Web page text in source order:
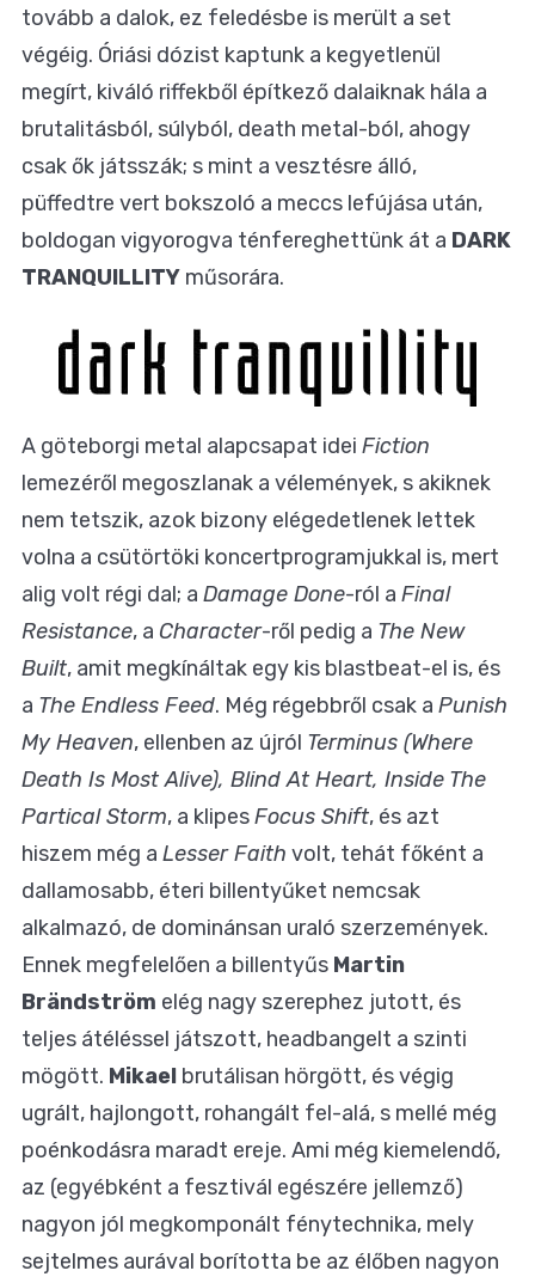
tovább a dalok, ez feledésbe is merült a set
végéig. Óriási dózist kaptunk a kegyetlenül
megírt, kiváló riffekből építkező dalaiknak hála a
brutalitásból, súlyból, death metal-ból, ahogy
csak ők játsszák; s mint a vesztésre álló,
püffedtre vert bokszoló a meccs lefújása után,
boldogan vigyorogva ténfereghettünk át a DARK
TRANQUILLITY műsorára.
A göteborgi metal alapcsapat idei Fiction
lemezéről megoszlanak a vélemények, s akiknek
nem tetszik, azok bizony elégedetlenek lettek
volna a csütörtöki koncertprogramjukkal is, mert
alig volt régi dal; a Damage Done-ról a Final
Resistance, a Character-ről pedig a The New
Built, amit megkínáltak egy kis blastbeat-el is, és
a The Endless Feed. Még régebbről csak a Punish
My Heaven, ellenben az újról Terminus (Where
Death Is Most Alive), Blind At Heart, Inside The
Partical Storm, a klipesFocus Shift, és azt
hiszem még a Lesser Faith volt, tehát főként a
dallamosabb, éteri billentyűket nemcsak
alkalmazó, de dominánsan uraló szerzemények.
Ennek megfelelően a billentyűs Martin
Brändström elég nagy szerephez jutott, és
teljes átéléssel játszott, headbangelt a szinti
mögött. Mikael brutálisan hörgött, és végig
ugrált, hajlongott, rohangált fel-alá, s mellé még
poénkodásra maradt ereje. Ami még kiemelendő,
az (egyébként a fesztivál egészére jellemző)
nagyon jól megkomponált fénytechnika, mely
sejtelmes aurával borította be az élőben nagyon